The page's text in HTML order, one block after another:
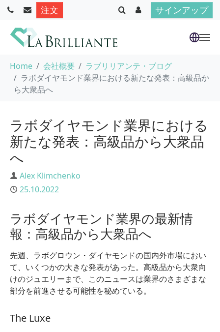
注文 サインアップ
Home 会社概要
ラブリリアンテ・ブログ
ラボダイヤモンド業界における新たな発表：高級品か
ら大衆品へ
ラボダイヤモンド業界における
新たな発表：高級品から大衆品
へ
Author
Alex Klimchenko
Published
25.10.2022
ラボダイヤモンド業界の最新情
報：高級品から大衆品へ
先週、ラボグロウン・ダイヤモンドの国内外市場におい
て、いくつかの大きな発表があった。高級品から大衆向
けのジュエリーまで、このニュースは業界のさまざまな
部分を前進させる可能性を秘めている。
The Luxe